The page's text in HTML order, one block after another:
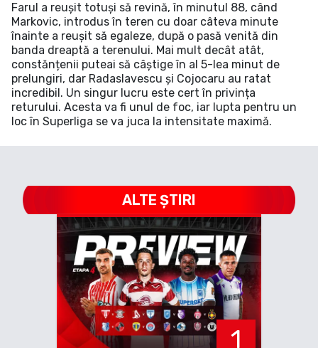
Farul a reușit totuși să revină, în minutul 88, când
Markovic, introdus în teren cu doar câteva minute
înainte a reușit să egaleze, după o pasă venită din
banda dreaptă a terenului. Mai mult decât atât,
constănțenii puteai să câștige în al 5-lea minut de
prelungiri, dar Radaslavescu și Cojocaru au ratat
incredibil. Un singur lucru este cert în privința
returului. Acesta va fi unul de foc, iar lupta pentru un
loc în Superliga se va juca la intensitate maximă.
ALTE ȘTIRI
1